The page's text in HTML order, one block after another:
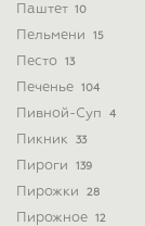
Паштет 10
Пельмени 15
Песто 13
Печенье 104
Пивной-Суп 4
Пикник 33
Пироги 139
Пирожки 28
Пирожное 12